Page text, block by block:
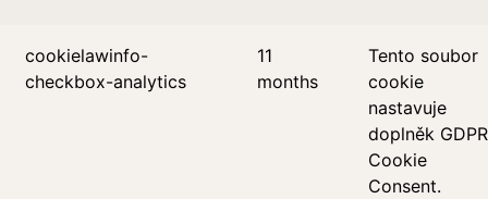
cookielawinfo-
checkbox-analytics
11
months
Tento soubor
cookie
nastavuje
doplněk GDPR
Cookie
Consent.